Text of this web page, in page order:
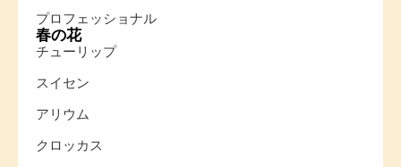
プロフェッショナル
春の花
チューリップ
スイセン
アリウム
クロッカス